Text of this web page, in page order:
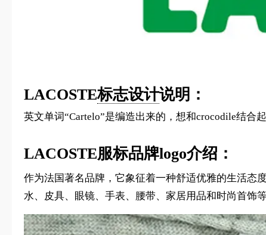
LACOSTE标志设计说明：
英文单词“Cartelo”是编造出来的，想和crocodile结合
LACOSTE服标品牌logo介绍：
作为法国著名品牌，它象征着一种舒适优雅的生活态
水、皮具、眼镜、手表、腰带、家居用品和时尚首饰